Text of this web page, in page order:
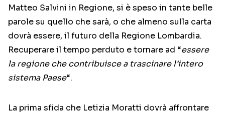
Matteo Salvini in Regione, si è speso in tante belle
parole su quello che sarà, o che almeno sulla carta
dovrà essere, il futuro della Regione Lombardia.
Recuperare il tempo perduto e tornare ad “essere
la regione che contribuisce a trascinare l’intero
sistema Paese“.
La prima sfida che Letizia Moratti dovrà affrontare